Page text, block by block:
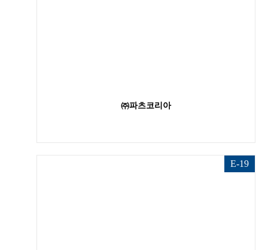
㈜파츠코리아
E-19